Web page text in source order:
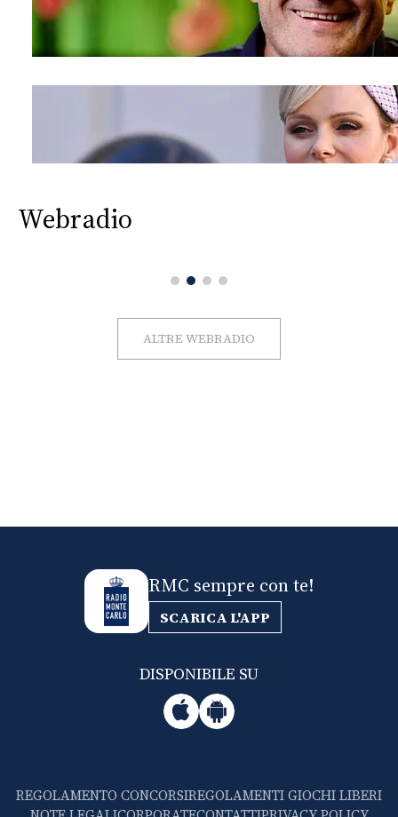
Webradio
ALTRE WEBRADIO
RMC sempre con te!
SCARICA L'APP
DISPONIBILE SU
REGOLAMENTO CONCORSIREGOLAMENTI GIOCHI LIBERI